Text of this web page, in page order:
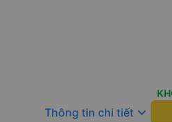
Thông tin chi tiết keyboard_arrow_down